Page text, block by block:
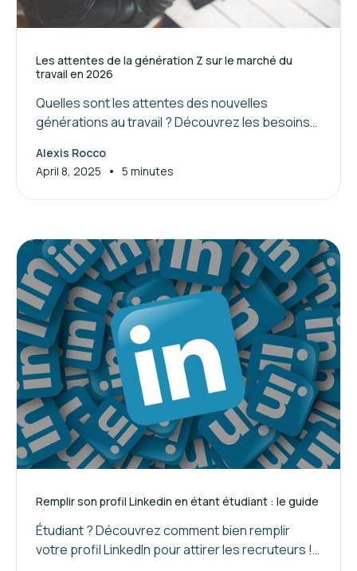
Les attentes de la génération Z sur le marché du
travail en 2026
Quelles sont les attentes des nouvelles
générations au travail ? Découvrez les besoins
manager ces jeunes talents.
Alexis Rocco
April 8, 2025
• 5 minutes
Remplir son profil Linkedin en étant étudiant : le guide
Étudiant ? Découvrez comment bien remplir
votre profil LinkedIn pour attirer les recruteurs !